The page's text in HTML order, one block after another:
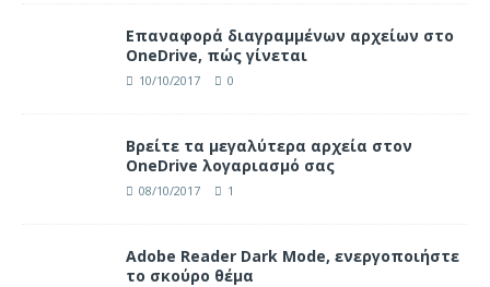
Επαναφορά διαγραμμένων αρχείων στο
OneDrive, πώς γίνεται
10/10/2017 0
Βρείτε τα μεγαλύτερα αρχεία στον
OneDrive λογαριασμό σας
08/10/2017 1
Adobe Reader Dark Mode, ενεργοποιήστε
το σκούρο θέμα